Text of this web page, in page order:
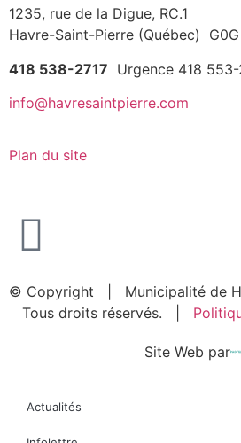
1235, rue de la Digue, RC.1
Havre-Saint-Pierre (Québec) G0G
418 538-2717 Urgence 418 553-
info@havresaintpierre.com
Plan du site
© Copyright
| Municipalité de
Tous droits réservés. |
Site Web par
Actualités